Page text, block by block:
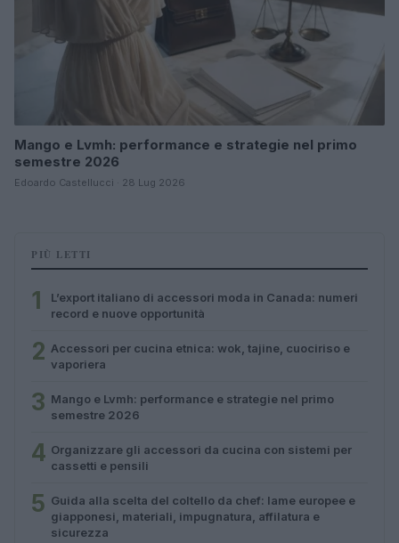
Mango e Lvmh: performance e strategie nel primo
semestre 2026
Edoardo Castellucci · 28 Lug 2026
PIÙ LETTI
1
L’export italiano di accessori moda in Canada: numeri
record e nuove opportunità
2 Accessori per cucina etnica: wok, tajine, cuociriso e
vaporiera
3 Mango e Lvmh: performance e strategie nel primo
semestre 2026
4 Organizzare gli accessori da cucina con sistemi per
cassetti e pensili
5 Guida alla scelta del coltello da chef: lame europee e
giapponesi, materiali, impugnatura, affilatura e
sicurezza